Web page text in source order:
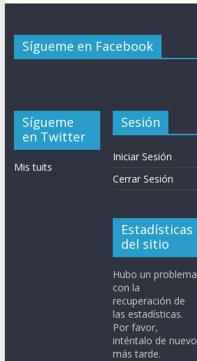
Sígueme en Facebook
Sígueme
en Twitter
Mis tuits
Sesión
Iniciar Sesión
Cerrar Sesión
Estadísticas
del sitio
Hubo un problema
con la
recuperación de
las estadísticas.
Por favor,
inténtalo de nuevo
más tarde.